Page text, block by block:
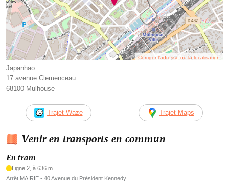
Corriger l’adresse ou la localisation
Japanhao
17 avenue Clemenceau
68100 Mulhouse
Trajet Waze Trajet Maps
Venir en transports en commun
En tram
Ligne 2, à 636 m
Arrêt MAIRIE - 40 Avenue du Président Kennedy